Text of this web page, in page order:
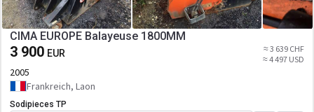
CIMA EUROPE Balayeuse 1800MM
3 900 EUR
≈ 3 639 CHF
≈ 4 497 USD
2005
Frankreich, Laon
Sodipieces TP